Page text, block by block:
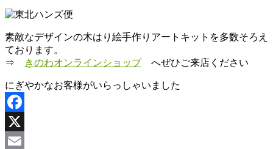
素敵なデザインの木はり絵手作りアートキットを多数そろえ
ております。
⇒
きのわオンラインショップへぜひご来店ください
にぎやかなお客様がいらっしゃいました
Facebook
X